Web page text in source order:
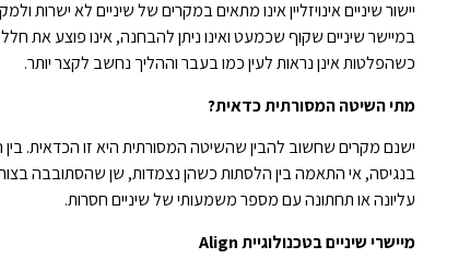
יישור שיניים אינויזליין אינו מתאים במקרים של שיניים לא
במיישר שיניים שקוף שכמעט ואינו ניתן להבחנה, אינו פוצע
כשהפלטות אינן נראות לעין כמו בעבר וההליך נחשב לקצר יותר.
מתי השיטה המסורתית כדאית?
ישנם מקרים שחשוב להבין שהשיטה המסורתית היא זו הכדאית.
בנגיסה, אי התאמה בין הלסתות כשהן נצמדות, שן שהסתובבה
עליונה או תחתונה עם מספר משמעותי של שיניים חסרות.
מיישרי שיניים בטכנולוגייתAlign